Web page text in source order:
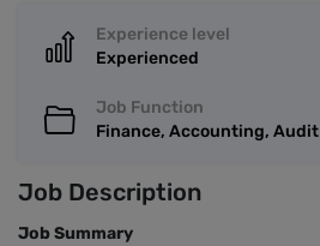
Experience level
Experienced
Job Function
Finance, Accounting, Audit
Job Description
Job Summary